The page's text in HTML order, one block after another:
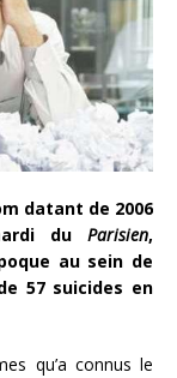
datant de 2006
du Parisien,
au sein de
57 suicides en
qu’a connus le